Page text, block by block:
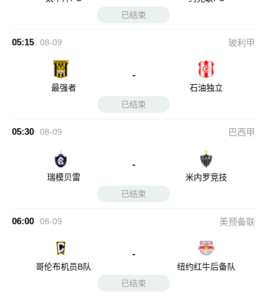
已结束
05:15 08-09 玻利甲
最强者
-
石油独立
已结束
05:30 08-09 巴西甲
瑞模贝雷
-
米内罗竞技
已结束
06:00 08-09 美预备联
哥伦布机员B队
-
纽约红牛后备队
已结束